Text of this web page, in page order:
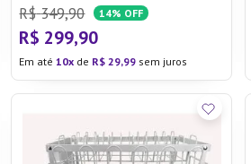
R$ 349,90 14% OFF
R$ 299,90
Em até10 de R$ 29,99 sem juros